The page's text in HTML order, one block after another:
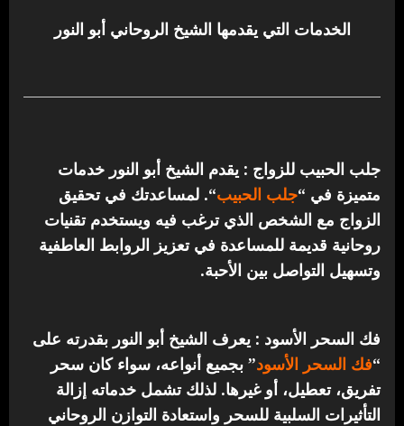
الخدمات التي يقدمها الشيخ الروحاني أبو النور
جلب الحبيب للزواج : يقدم الشيخ أبو النور خدمات
متميزة في “جلب الحبيب“. لمساعدتك في تحقيق
الزواج مع الشخص الذي ترغب فيه ويستخدم تقنيات
روحانية قديمة للمساعدة في تعزيز الروابط العاطفية
وتسهيل التواصل بين الأحبة.
فك السحر الأسود : يعرف الشيخ أبو النور بقدرته على
“فك السحر الأسود” بجميع أنواعه، سواء كان سحر
تفريق، تعطيل، أو غيرها. لذلك تشمل خدماته إزالة
التأثيرات السلبية للسحر واستعادة التوازن الروحاني